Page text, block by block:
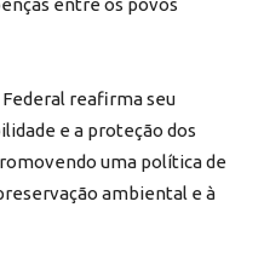
entre os povos
reafirma seu
e a proteção dos
uma política de
ambiental e à